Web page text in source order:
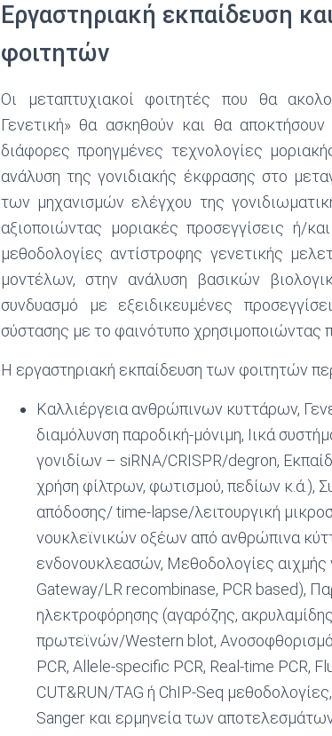
Εργαστηριακή εκπαίδευση
φοιτητών
Οι μεταπτυχιακοί φοιτητές που θα
Γενετική» θα ασκηθούν και θα
διάφορες προηγμένες τεχνολογίες
ανάλυση της γονιδιακής έκφρασης στο
των μηχανισμών ελέγχου της
αξιοποιώντας μοριακές προσεγγίσεις ή/
μεθοδολογίες αντίστροφης γενετικής
μοντέλων, στην ανάλυση βασικών
συνδυασμό με εξειδικευμένες
σύστασης με το φαινότυπο χρησιμοποιώντας
H εργαστηριακή εκπαίδευση των φοιτητών
Καλλιέργεια ανθρώπινων κυττάρων,
διαμόλυνση παροδική-μόνιμη, Ιικά
γονιδίων – siRNA/CRISPR/degron,
χρήση φίλτρων, φωτισμού, πεδίων κ.ά.),
απόδοσης/ time-lapse/λειτουργική
νουκλεϊνικών οξέων από ανθρώπινα
ενδονουκλεασών, Μεθοδολογίες αιχμής
Gateway/LR recombinase, PCR based),
ηλεκτροφόρησης (αγαρόζης,
πρωτεϊνών/Western blot,
ΡCR, Allele-specific PCR, Real-time PCR,
CUT&RUN/TAG ή ChIP-Seq
Sanger και ερμηνεία των